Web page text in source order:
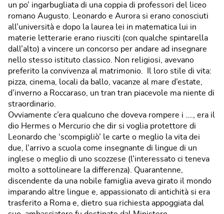
un po’ ingarbugliata di una coppia di professori del liceo
romano Augusto. Leonardo e Aurora si erano conosciuti
all’università e dopo la laurea lei in matematica lui in
materie letterarie erano riusciti (con qualche spintarella
dall’alto) a vincere un concorso per andare ad insegnare
nello stesso istituto classico. Non religiosi, avevano
preferito la convivenza al matrimonio. Il loro stile di vita:
pizza, cinema, locali da ballo, vacanze al mare d’estate,
d’inverno a Roccaraso, un tran tran piacevole ma niente di
straordinario.
Ovviamente c’era qualcuno che doveva rompere i …., era il
dio Hermes o Mercurio che dir si voglia protettore di
Leonardo che ‘scompigliò’ le carte o meglio la vita dei
due, l’arrivo a scuola come insegnante di lingue di un
inglese o meglio di uno scozzese (l’interessato ci teneva
molto a sottolineare la differenza). Quarantenne,
discendente da una nobile famiglia aveva girato il mondo
imparando altre lingue e, appassionato di antichità si era
trasferito a Roma e, dietro sua richiesta appoggiata dal